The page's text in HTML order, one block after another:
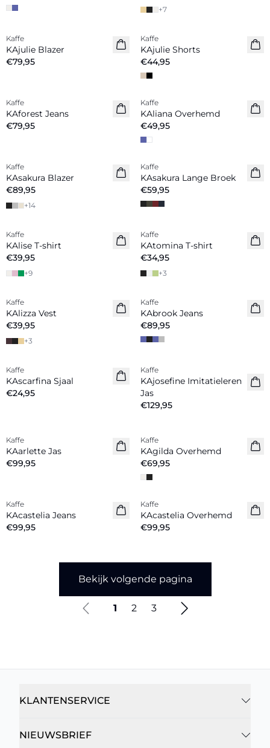
+7
Nieuw
Kaffe
KAjulie Blazer
€79,95
Nieuw
Kaffe
KAjulie Shorts
€44,95
Kaffe
KAforest Jeans
€79,95
Nieuw
Kaffe
KAliana Overhemd
€49,95
Nieuw
Kaffe
KAsakura Blazer
€89,95
+14
Nieuw
Kaffe
KAsakura Lange Broek
€59,95
Nieuw
Kaffe
KAlise T-shirt
€39,95
+9
Kaffe
KAtomina T-shirt
€34,95
+3
Nieuw
Kaffe
KAlizza Vest
€39,95
+3
Kaffe
KAbrook Jeans
€89,95
Nieuw
Kaffe
KAscarfina Sjaal
€24,95
Nieuw
Kaffe
KAjosefine Imitatieleren
Jas
€129,95
Nieuw
Kaffe
KAarlette Jas
€99,95
Nieuw
Kaffe
KAgilda Overhemd
€69,95
Nieuw
Kaffe
KAcastelia Jeans
€99,95
Nieuw
Kaffe
KAcastelia Overhemd
€99,95
Bekijk volgende pagina
1 2 3
KLANTENSERVICE
NIEUWSBRIEF